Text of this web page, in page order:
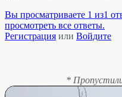
Вы просматриваете 1 из1
просмотреть все ответы.
Регистрация или Войдите
*